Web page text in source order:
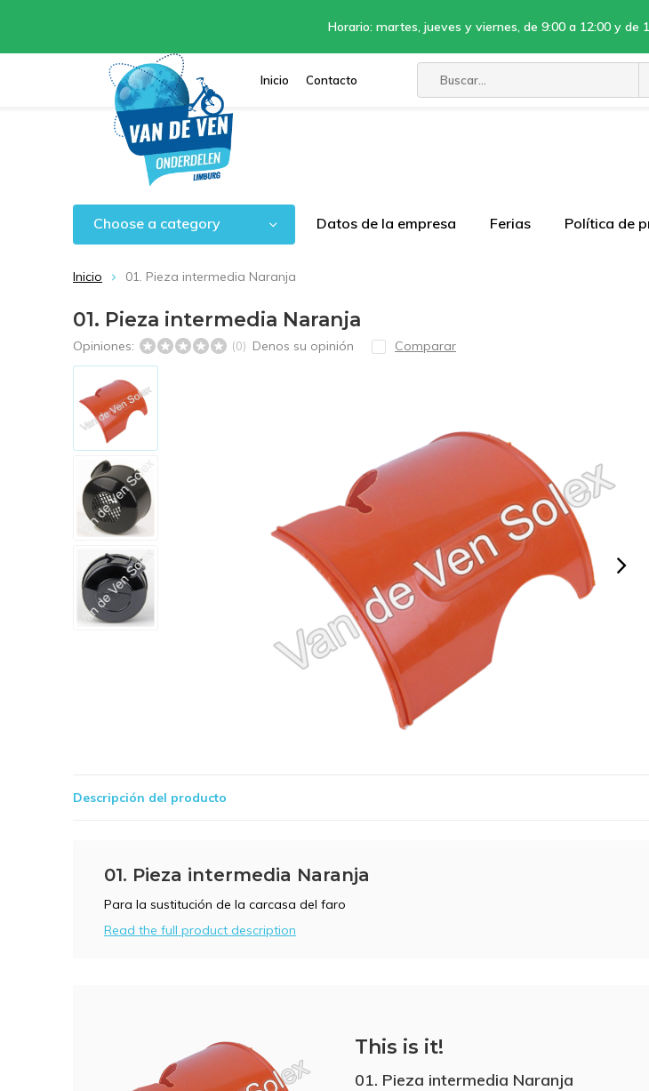
Inicio Contacto
Horario: martes, jueves y viernes, de 9:00 a 12:00 y de
Choose a category Datos de la empresa Ferias Política de
Inicio 01. Pieza intermedia Naranja
01. Pieza intermedia Naranja
Opiniones: (0) Denos su opinión Comparar
Descripción del producto
01. Pieza intermedia Naranja
Para la sustitución de la carcasa del faro
Read the full product description
This is it!
01. Pieza intermedia Naranja